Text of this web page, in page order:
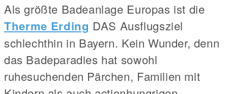
Als größte Badeanlage Europas ist die
Therme Erding DAS Ausflugsziel
schlechthin in Bayern. Kein Wunder, denn
das Badeparadies hat sowohl
ruhesuchenden Pärchen, Familien mit